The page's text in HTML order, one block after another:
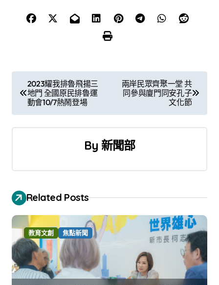
章
導
2023耀我排魯飛揚三
地門 全國原民排魯運
動會10/7熱鬧登場
兩岸民眾齊聚一堂 共
同參與廈門同安孔子
文化節
By 新聞部
Related Posts
教育文創 焦點新聞